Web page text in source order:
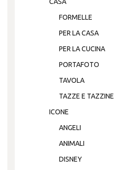
FORMELLE
PER LA CASA
PER LA CUCINA
PORTAFOTO
TAVOLA
TAZZE E TAZZINE
ICONE
ANGELI
ANIMALI
DISNEY